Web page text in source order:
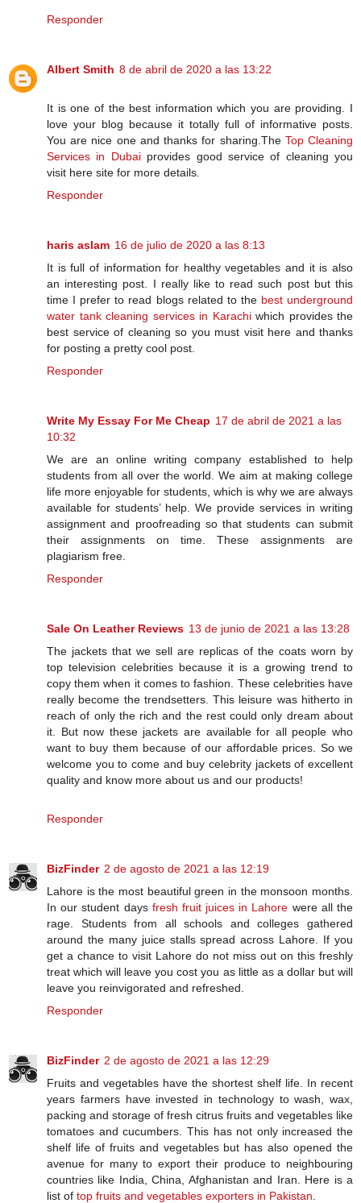
Responder
Albert Smith 8 de abril de 2020 a las 13:22
It is one of the best information which you are providing. I
love your blog because it totally full of informative posts.
You are nice one and thanks for sharing.The Top Cleaning
Services in Dubaiprovides good service of cleaning you
visit here site for more details.
Responder
haris aslam 16 de julio de 2020 a las 8:13
It is full of information for healthy vegetables and it is also
an interesting post. I really like to read such post but this
time I prefer to read blogs related to the best underground
water tank cleaning services in Karachiwhich provides the
best service of cleaning so you must visit here and thanks
for posting a pretty cool post.
Responder
Write My Essay For Me Cheap 17 de abril de 2021 a las
10:32
We are an online writing company established to help
students from all over the world. We aim at making college
life more enjoyable for students, which is why we are always
available for students’ help. We provide services in writing
assignment and proofreading so that students can submit
their assignments on time. These assignments are
plagiarism free.
Responder
Sale On Leather Reviews 13 de junio de 2021 a las 13:28
The jackets that we sell are replicas of the coats worn by
top television celebrities because it is a growing trend to
copy them when it comes to fashion. These celebrities have
really become the trendsetters. This leisure was hitherto in
reach of only the rich and the rest could only dream about
it. But now these jackets are available for all people who
want to buy them because of our affordable prices. So we
welcome you to come and buy celebrity jackets of excellent
quality and know more about us and our products!
Responder
BizFinder 2 de agosto de 2021 a las 12:19
Lahore is the most beautiful green in the monsoon months.
In our student days fresh fruit juices in Lahore were all the
rage. Students from all schools and colleges gathered
around the many juice stalls spread across Lahore. If you
get a chance to visit Lahore do not miss out on this freshly
treat which will leave you cost you as little as a dollar but will
leave you reinvigorated and refreshed.
Responder
BizFinder 2 de agosto de 2021 a las 12:29
Fruits and vegetables have the shortest shelf life. In recent
years farmers have invested in technology to wash, wax,
packing and storage of fresh citrus fruits and vegetables like
tomatoes and cucumbers. This has not only increased the
shelf life of fruits and vegetables but has also opened the
avenue for many to export their produce to neighbouring
countries like India, China, Afghanistan and Iran. Here is a
list of top fruits and vegetables exporters in Pakistan